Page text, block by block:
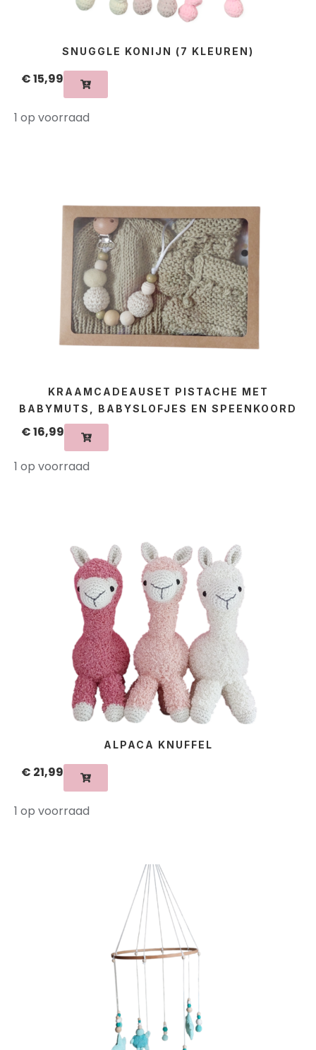
SNUGGLE KONIJN (7 KLEUREN)
€15,99
1 op voorraad
KRAAMCADEAUSET PISTACHE MET
BABYMUTS, BABYSLOFJES EN SPEENKOORD
€16,99
1 op voorraad
ALPACA KNUFFEL
€ 21,99
1 op voorraad